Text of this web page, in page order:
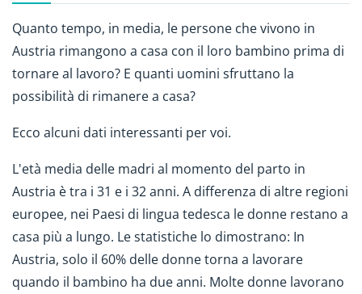
Quanto tempo, in media, le persone che vivono in
Austria rimangono a casa con il loro bambino prima di
tornare al lavoro? E quanti uomini sfruttano la
possibilità di rimanere a casa?
Ecco alcuni dati interessanti per voi.
L'età media delle madri al momento del parto in
Austria è tra i 31 e i 32 anni. A differenza di altre regioni
europee, nei Paesi di lingua tedesca le donne restano a
casa più a lungo. Le statistiche lo dimostrano: In
Austria, solo il 60% delle donne torna a lavorare
quando il bambino ha due anni. Molte donne lavorano